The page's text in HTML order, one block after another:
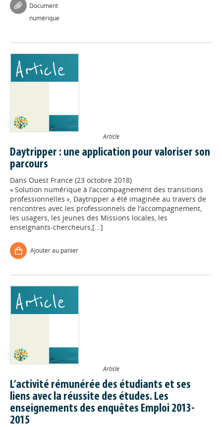
Document
numérique
Article
Daytripper : une application pour valoriser son
parcours
Dans Ouest France (23 octobre 2018)
« Solution numérique à l’accompagnement des transitions
professionnelles », Daytripper a été imaginée au travers de
rencontres avec les professionnels de l’accompagnement,
les usagers, les jeunes des Missions locales, les
enseignants-chercheurs,[...]
Ajouter au panier
Article
L’activité rémunérée des étudiants et ses
liens avec la réussite des études. Les
enseignements des enquêtes Emploi 2013-
2015